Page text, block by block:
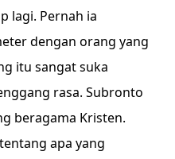
lagi. Pernah ia
dengan orang yang
itu sangat suka
rasa. Subronto
beragama Kristen.
apa yang